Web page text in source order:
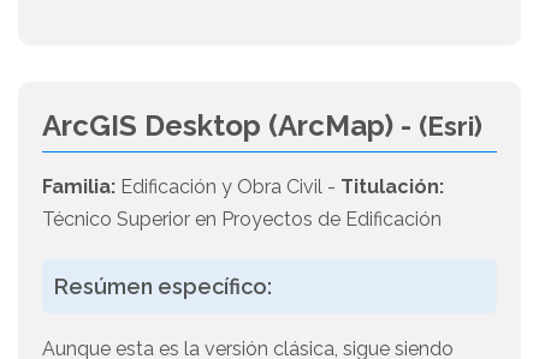
ArcGIS Desktop (ArcMap) - (Esri)
Familia: Edificación y Obra Civil - Titulación:
Técnico Superior en Proyectos de Edificación
Resúmen específico:
Aunque esta es la versión clásica, sigue siendo